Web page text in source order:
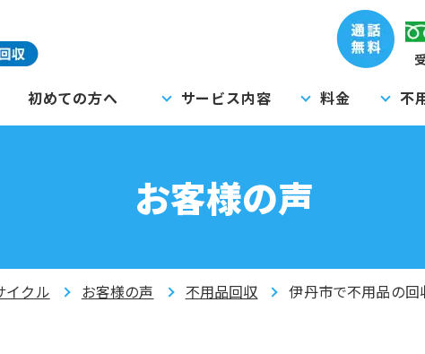
初めての方へ サービス内容 料金 不
お客様の声
イクル お客様の声 不用品回収 伊丹市で不用品の